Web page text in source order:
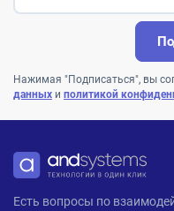
Нажимая "Подписаться", вы
данных и политикой
ANDPRO
Есть вопросы по